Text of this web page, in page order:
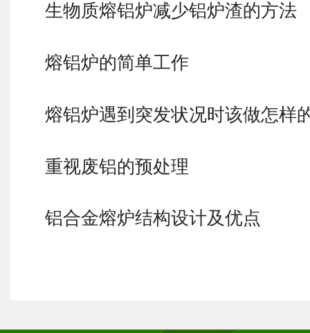
生物质熔铝炉减少铝炉渣的方法
熔铝炉的简单工作
熔铝炉遇到突发状况时该做怎样
重视废铝的预处理
铝合金熔炉结构设计及优点